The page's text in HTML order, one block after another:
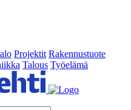
Projektit Rakennustuote
Talous Työelämä